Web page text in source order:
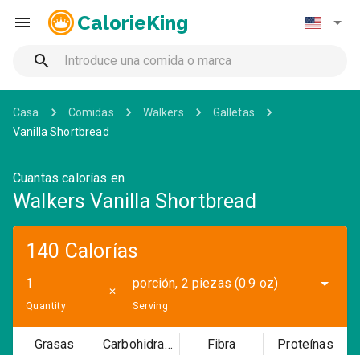
CalorieKing
Casa Comidas Walkers
Galletas
Vanilla Shortbread
Cuantas calorías en
Walkers Vanilla Shortbread
140 Calorías
Quantity
✕
porción, 2 piezas (0.9 oz)
Serving
Grasas Carbohidratos Fibra Proteínas